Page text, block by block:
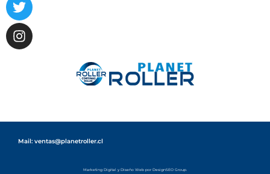
Mail: ventas@planetroller.cl
Marketing Digital y Diseño Web por DesignSEO Group.